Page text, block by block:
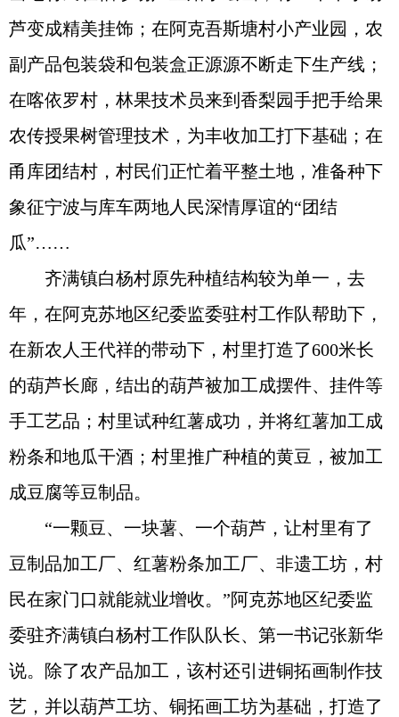
芦变成精美挂饰；在阿克吾斯塘村小产业园，农
副产品包装袋和包装盒正源源不断走下生产线；
在喀依罗村，林果技术员来到香梨园手把手给果
农传授果树管理技术，为丰收加工打下基础；在
甬库团结村，村民们正忙着平整土地，准备种下
象征宁波与库车两地人民深情厚谊的“团结
瓜”……
齐满镇白杨村原先种植结构较为单一，去
年，在阿克苏地区纪委监委驻村工作队帮助下，
在新农人王代祥的带动下，村里打造了600米长
的葫芦长廊，结出的葫芦被加工成摆件、挂件等
手工艺品；村里试种红薯成功，并将红薯加工成
粉条和地瓜干酒；村里推广种植的黄豆，被加工
成豆腐等豆制品。
“一颗豆、一块薯、一个葫芦，让村里有了
豆制品加工厂、红薯粉条加工厂、非遗工坊，村
民在家门口就能就业增收。”阿克苏地区纪委监
委驻齐满镇白杨村工作队队长、第一书记张新华
说。除了农产品加工，该村还引进铜拓画制作技
艺，并以葫芦工坊、铜拓画工坊为基础，打造了